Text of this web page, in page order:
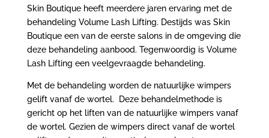
Skin Boutique heeft meerdere jaren ervaring met de
behandeling Volume Lash Lifting. Destijds was Skin
Boutique een van de eerste salons in de omgeving die
deze behandeling aanbood. Tegenwoordig is Volume
Lash Lifting een veelgevraagde behandeling.
Met de behandeling worden de natuurlijke wimpers
gelift vanaf de wortel. Deze behandelmethode is
gericht op het liften van de natuurlijke wimpers vanaf
de wortel. Gezien de wimpers direct vanaf de wortel